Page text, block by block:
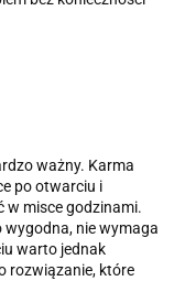
ważny. Karma
po otwarciu i
w misce godzinami.
wygodna, nie wymaga
warto jednak
rozwiązanie, które